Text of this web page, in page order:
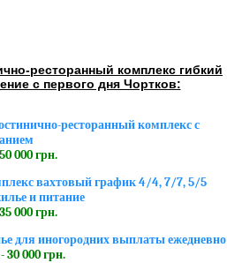
ресторанный комплекс гибкий
с первого дня Чортков:
ресторанный комплекс с
000 грн.
вахтовый график 4/4, 7/7, 5/5
и питание
000 грн.
для иногородних выплаты ежедневно
30 000 грн.